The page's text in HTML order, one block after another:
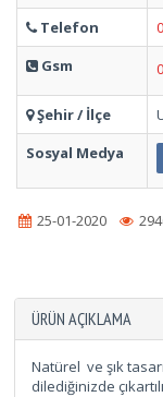
Telefon
Gsm
Şehir / İlçe
Sosyal Medya
25-01-2020
ÜRÜN AÇIKLAMA
Natürel ve şık
dilediğinizde